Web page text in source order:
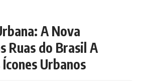
A Nova
Ruas do Brasil A
Urbanos